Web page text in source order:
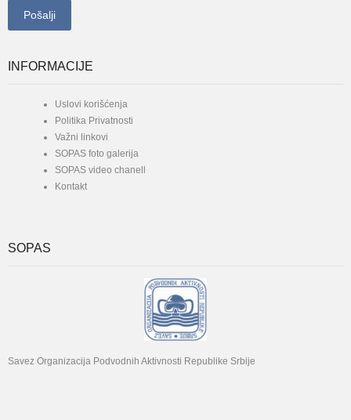
INFORMACIJE
Uslovi korišćenja
Politika Privatnosti
Važni linkovi
SOPAS foto galerija
SOPAS video chanell
Kontakt
SOPAS
Savez Organizacija Podvodnih Aktivnosti Republike Srbije